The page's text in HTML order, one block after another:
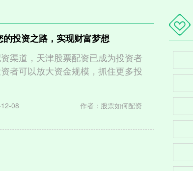
投资之路，实现财富梦想
渠道，天津股票配资已成为投资者
者可以放大资金规模，抓住更多投
08 作者：股票如何配资